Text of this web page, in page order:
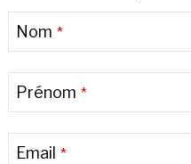
Company
Name
Nom *
Prénom *
Email *